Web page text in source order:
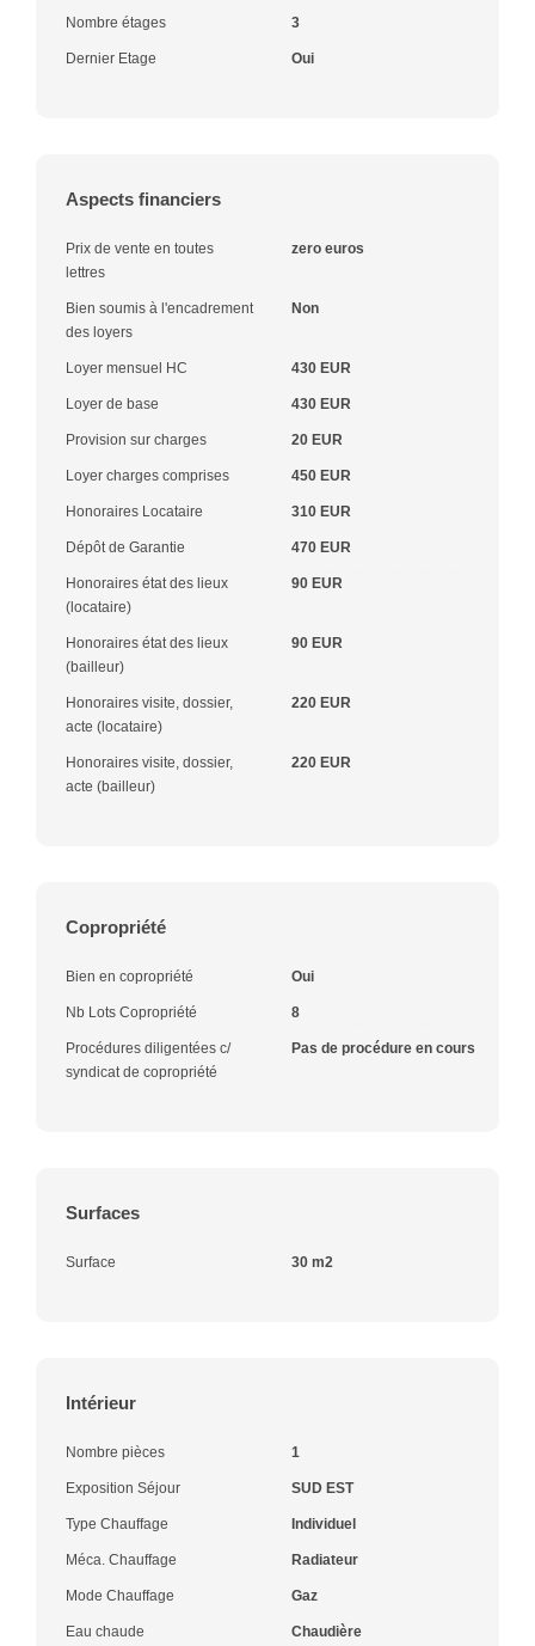
Nombre étages 3
Dernier Etage Oui
Aspects financiers
Prix de vente en toutes
lettres
zero euros
Bien soumis à l'encadrement
des loyers
Non
Loyer mensuel HC 430 EUR
Loyer de base 430 EUR
Provision sur charges 20 EUR
Loyer charges comprises 450 EUR
Honoraires Locataire 310 EUR
Dépôt de Garantie 470 EUR
Honoraires état des lieux
(locataire)
90 EUR
Honoraires état des lieux
(bailleur)
90 EUR
Honoraires visite, dossier,
acte (locataire)
220 EUR
Honoraires visite, dossier,
acte (bailleur)
220 EUR
Copropriété
Bien en copropriété Oui
Nb Lots Copropriété 8
Procédures diligentées c/
syndicat de copropriété
Pas de procédure en cours
Surfaces
Surface 30 m2
Intérieur
Nombre pièces 1
Exposition Séjour SUD EST
Type Chauffage Individuel
Méca. Chauffage Radiateur
Mode Chauffage Gaz
Eau chaude Chaudière